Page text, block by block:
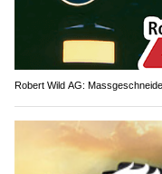
Robert Wild AG: